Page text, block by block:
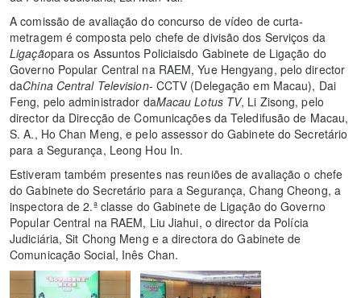
A comissão de avaliação do concurso de vídeo de curta-
metragem é composta pelo chefe de divisão dos Serviços da
Ligaçãopara os Assuntos Policiaisdo Gabinete de Ligação do
Governo Popular Central na RAEM, Yue Hengyang, pelo director
daChina Central Television- CCTV (Delegação em Macau), Dai
Feng, pelo administrador daMacau Lotus TV, Li Zisong, pelo
director da Direcção de Comunicações da Teledifusão de Macau,
S. A., Ho Chan Meng, e pelo assessor do Gabinete do Secretário
para a Segurança, Leong Hou In.
Estiveram também presentes nas reuniões de avaliação o chefe
do Gabinete do Secretário para a Segurança, Chang Cheong, a
inspectora de 2.ª classe do Gabinete de Ligação do Governo
Popular Central na RAEM, Liu Jiahui, o director da Polícia
Judiciária, Sit Chong Meng e a directora do Gabinete de
Comunicação Social, Inês Chan.